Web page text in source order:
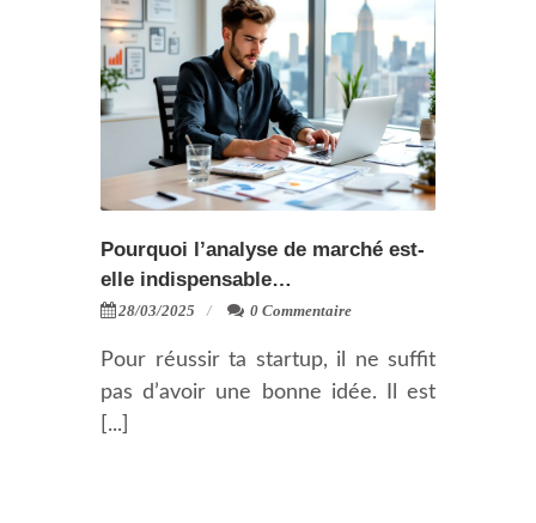
Pourquoi l’analyse de marché est-
elle indispensable…
28/03/2025 0 Commentaire
Pour réussir ta startup, il ne suffit
pas d’avoir une bonne idée. Il est
[...]